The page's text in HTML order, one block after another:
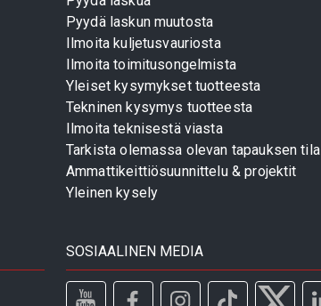
Pyydä laskun muutosta
Ilmoita kuljetusvauriosta
Ilmoita toimitusongelmista
Yleiset kysymykset tuotteesta
Tekninen kysymys tuotteesta
Ilmoita teknisestä viasta
Tarkista olemassa olevan tapauksen tila
Ammattikeittiösuunnittelu & projektit
Yleinen kysely
SOSIAALINEN MEDIA